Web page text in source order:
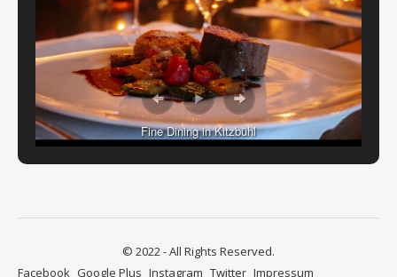
Fine Dining in Kitzbühl
© 2022 - All Rights Reserved.
Facebook Google Plus Instagram Twitter Impressum